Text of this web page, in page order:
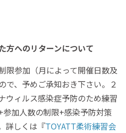
方へのリターンについて
限参加（月によって開催日数及
で、予めご承知おき下さい。２
ウィルス感染症予防のため練習
加人数の制限+感染予防対策
詳しくは『TOYATT柔術練習会